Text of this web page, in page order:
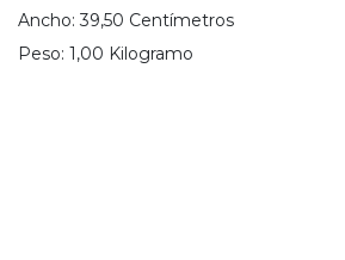
Ancho:39,50 Centímetros
Peso: 1,00 Kilogramo